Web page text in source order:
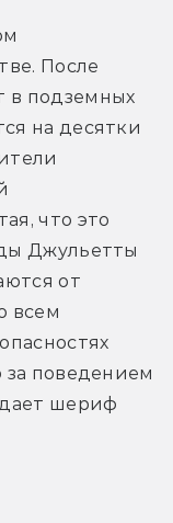
После
в подземных
на десятки
что это
Джульетты
от
всем
поведением
шериф